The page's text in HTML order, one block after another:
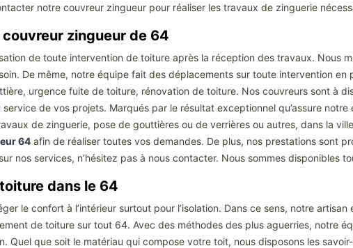
notre couvreur zingueur pour réaliser les travaux de zinguerie
zingueur de 64
de toute intervention de toiture après la réception des travaux. Nous
De même, notre équipe fait des déplacements sur toute intervention en
urgence fuite de toiture, rénovation de toiture. Nos couvreurs sont à
de vos projets. Marqués par le résultat exceptionnel qu’assure
de zinguerie, pose de gouttières ou de verrières ou autres, dans la
64 afin de réaliser toutes vos demandes. De plus, nos prestations sont
nos services, n’hésitez pas à nous contacter. Nous sommes disponibles
dans le 64
le confort à l’intérieur surtout pour l’isolation. Dans ce sens, notre
de toiture sur tout 64. Avec des méthodes des plus aguerries, notre
Quel que soit le matériau qui compose votre toit, nous disposons les